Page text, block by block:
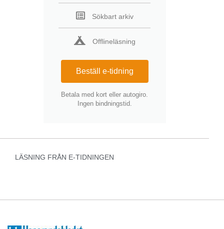
Sökbart arkiv
Offlineläsning
Beställ e-tidning
Betala med kort eller autogiro.
Ingen bindningstid.
LÄSNING FRÅN E-TIDNINGEN